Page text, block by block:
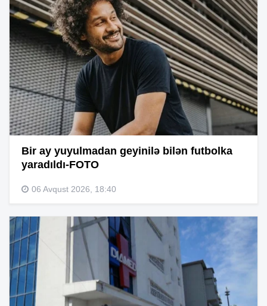
Bir ay yuyulmadan geyinilə bilən futbolka
yaradıldı-FOTO
06 Avqust 2026, 18:40